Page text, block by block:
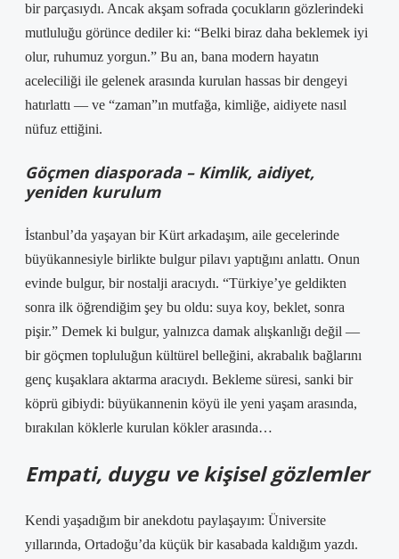
bir parçasıydı. Ancak akşam sofrada çocukların gözlerindeki
mutluluğu görünce dediler ki: “Belki biraz daha beklemek iyi
olur, ruhumuz yorgun.” Bu an, bana modern hayatın
aceleciliği ile gelenek arasında kurulan hassas bir dengeyi
hatırlattı — ve “zaman”ın mutfağa, kimliğe, aidiyete nasıl
nüfuz ettiğini.
Göçmen diasporada – Kimlik, aidiyet,
yeniden kurulum
İstanbul’da yaşayan bir Kürt arkadaşım, aile gecelerinde
büyükannesiyle birlikte bulgur pilavı yaptığını anlattı. Onun
evinde bulgur, bir nostalji aracıydı. “Türkiye’ye geldikten
sonra ilk öğrendiğim şey bu oldu: suya koy, beklet, sonra
pişir.” Demek ki bulgur, yalnızca damak alışkanlığı değil —
bir göçmen topluluğun kültürel belleğini, akrabalık bağlarını
genç kuşaklara aktarma aracıydı. Bekleme süresi, sanki bir
köprü gibiydi: büyükannenin köyü ile yeni yaşam arasında,
bırakılan köklerle kurulan kökler arasında…
Empati, duygu ve kişisel gözlemler
Kendi yaşadığım bir anekdotu paylaşayım: Üniversite
yıllarında, Ortadoğu’da küçük bir kasabada kaldığım yazdı.